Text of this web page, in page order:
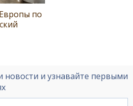
по
и узнавайте первыми